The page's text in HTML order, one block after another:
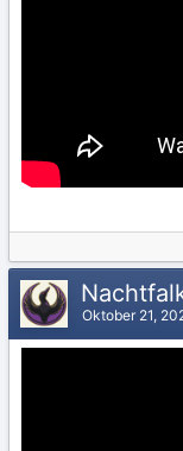
Oktober 21,